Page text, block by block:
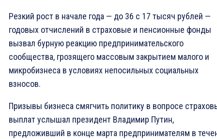
Резкий рост в начале года — до 36 с 17 тысяч рублей —
годовых отчислений в страховые и пенсионные фонды
вызвал бурную реакцию предпринимательского
сообщества, грозящего массовым закрытием малого и
микробизнеса в условиях непосильных социальных
взносов.
Призывы бизнеса смягчить политику в вопросе
выплат услышал президент Владимир Путин,
предложивший в конце марта предпринимателям в